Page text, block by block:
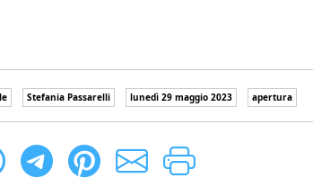
Stefania Passarelli lunedì 29 maggio 2023 apertura